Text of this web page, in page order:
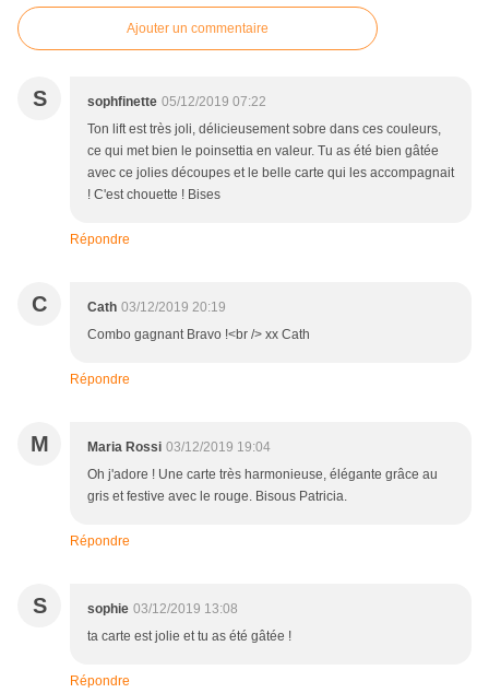
Ajouter un commentaire
S sophfinette 05/12/2019 07:22
Ton lift est très joli, délicieusement sobre dans ces couleurs,
ce qui met bien le poinsettia en valeur. Tu as été bien gâtée
avec ce jolies découpes et le belle carte qui les accompagnait
! C'est chouette ! Bises
Répondre
C Cath 03/12/2019 20:19
Combo gagnant Bravo !<br /> xx Cath
Répondre
M Maria Rossi 03/12/2019 19:04
Oh j'adore ! Une carte très harmonieuse, élégante grâce au
gris et festive avec le rouge. Bisous Patricia.
Répondre
S sophie 03/12/2019 13:08
ta carte est jolie et tu as été gâtée !
Répondre